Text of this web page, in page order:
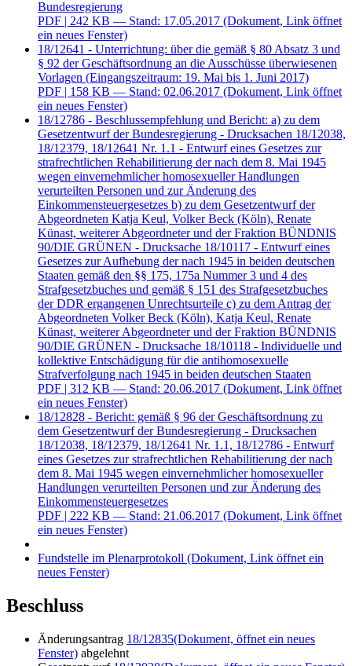
Bundesregierung
PDF | 242 KB — Stand: 17.05.2017 (Dokument, Link öffnet
ein neues Fenster)
18/12641 - Unterrichtung: über die gemäß § 80 Absatz 3 und
§ 92 der Geschäftsordnung an die Ausschüsse überwiesenen
Vorlagen (Eingangszeitraum: 19. Mai bis 1. Juni 2017)
PDF | 158 KB — Stand: 02.06.2017 (Dokument, Link öffnet
ein neues Fenster)
18/12786 - Beschlussempfehlung und Bericht: a) zu dem
Gesetzentwurf der Bundesregierung - Drucksachen 18/12038,
18/12379, 18/12641 Nr. 1.1 - Entwurf eines Gesetzes zur
strafrechtlichen Rehabilitierung der nach dem 8. Mai 1945
wegen einvernehmlicher homosexueller Handlungen
verurteilten Personen und zur Änderung des
Einkommensteuergesetzes b) zu dem Gesetzentwurf der
Abgeordneten Katja Keul, Volker Beck (Köln), Renate
Künast, weiterer Abgeordneter und der Fraktion BÜNDNIS
90/DIE GRÜNEN - Drucksache 18/10117 - Entwurf eines
Gesetzes zur Aufhebung der nach 1945 in beiden deutschen
Staaten gemäß den §§ 175, 175a Nummer 3 und 4 des
Strafgesetzbuches und gemäß § 151 des Strafgesetzbuches
der DDR ergangenen Unrechtsurteile c) zu dem Antrag der
Abgeordneten Volker Beck (Köln), Katja Keul, Renate
Künast, weiterer Abgeordneter und der Fraktion BÜNDNIS
90/DIE GRÜNEN - Drucksache 18/10118 - Individuelle und
kollektive Entschädigung für die antihomosexuelle
Strafverfolgung nach 1945 in beiden deutschen Staaten
PDF | 312 KB — Stand: 20.06.2017 (Dokument, Link öffnet
ein neues Fenster)
18/12828 - Bericht: gemäß § 96 der Geschäftsordnung zu
dem Gesetzentwurf der Bundesregierung - Drucksachen
18/12038, 18/12379, 18/12641 Nr. 1.1, 18/12786 - Entwurf
eines Gesetzes zur strafrechtlichen Rehabilitierung der nach
dem 8. Mai 1945 wegen einvernehmlicher homosexueller
Handlungen verurteilten Personen und zur Änderung des
Einkommensteuergesetzes
PDF | 222 KB — Stand: 21.06.2017 (Dokument, Link öffnet
ein neues Fenster)
Fundstelle im Plenarprotokoll (Dokument, Link öffnet ein
neues Fenster)
Beschluss
Änderungsantrag 18/12835(Dokument, öffnet ein neues
Fenster) abgelehnt